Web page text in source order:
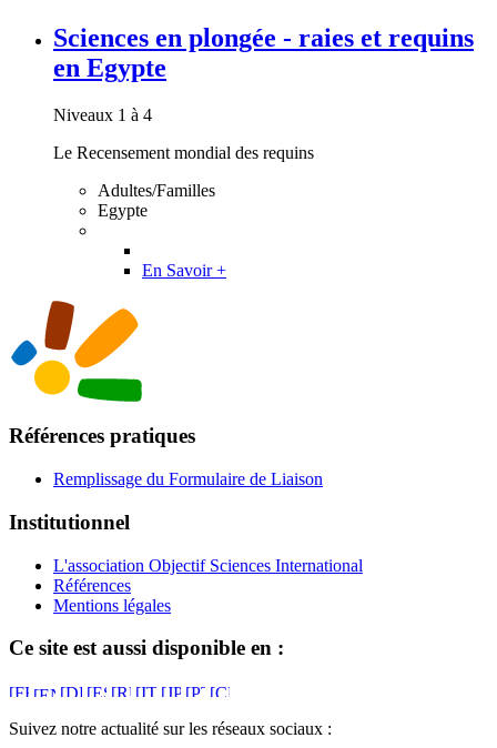
Sciences en plongée - raies et requins
en Egypte
Niveaux 1 à 4
Le Recensement mondial des requins
Adultes/Familles
Egypte
En Savoir +
Références pratiques
Remplissage du Formulaire de Liaison
Institutionnel
L'association Objectif Sciences International
Références
Mentions légales
Ce site est aussi disponible en :
Suivez notre actualité sur les réseaux sociaux :